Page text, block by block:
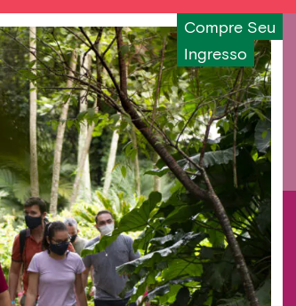
Compre Seu
Ingresso